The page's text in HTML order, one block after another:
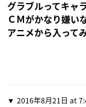
グラブルってキャ
ＣＭがかなり嫌い
アニメから入って
2016年8月21日 at